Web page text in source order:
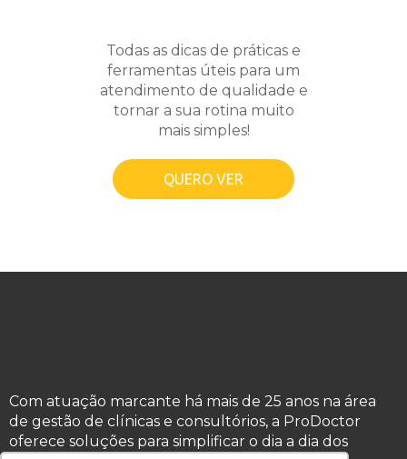
Todas as dicas de práticas e
ferramentas úteis para um
atendimento de qualidade e
tornar a sua rotina muito
mais simples!
QUERO VER
Com atuação marcante há mais de 25 anos na área
de gestão de clínicas e consultórios, a ProDoctor
oferece soluções para simplificar o dia a dia dos